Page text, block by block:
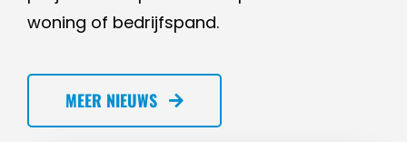
woning of bedrijfspand.
MEER NIEUWS